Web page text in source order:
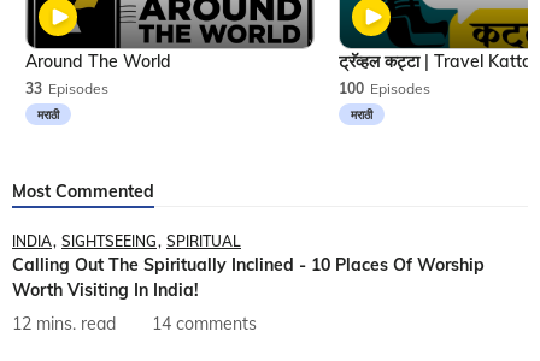
33 Episodes
मराठी
Around The World
100 Episodes
मराठी
Most Commented
INDIA SIGHTSEEING SPIRITUAL
Calling Out The Spiritually Inclined - 10 Places Of Worship
Worth Visiting In India!
12 mins. read
14 comments